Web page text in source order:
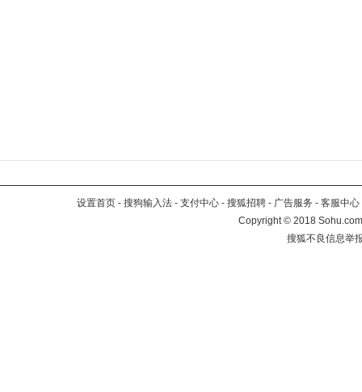
设置首页 - 搜狗输入法 - 支付中心 - 搜狐招聘 - 广告服务 - 客服中心
Copyright©2018
搜狐不良信息举